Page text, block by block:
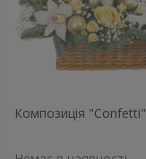
Композиція "Confetti"